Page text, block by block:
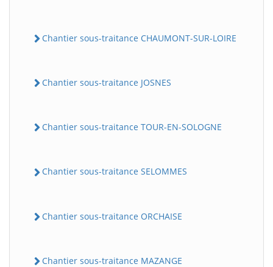
Chantier sous-traitance CHAUMONT-SUR-LOIRE
Chantier sous-traitance JOSNES
Chantier sous-traitance TOUR-EN-SOLOGNE
Chantier sous-traitance SELOMMES
Chantier sous-traitance ORCHAISE
Chantier sous-traitance MAZANGE